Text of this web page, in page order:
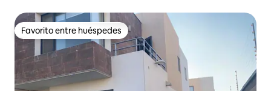
Favorito entre huéspedes
Favorito entre huéspedes